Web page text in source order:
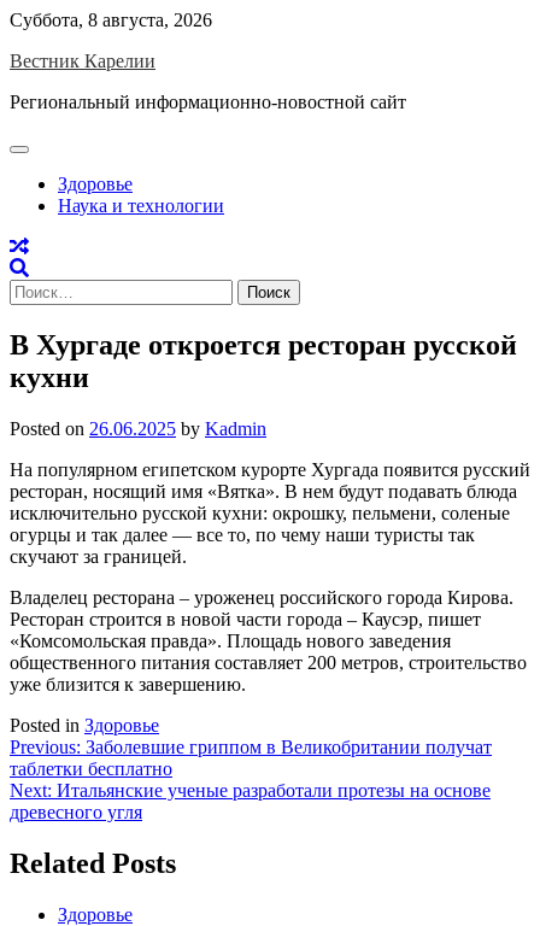
Skip
content
Суббота, 8 августа, 2026
Вестник Карелии
Региональный информационно-новостной сайт
Здоровье
Наука и технологии
Найти:
В Хургаде откроется ресторан русской
кухни
Posted on 26.06.2025 by Kadmin
На популярном египетском курорте Хургада появится русский
ресторан, носящий имя «Вятка». В нем будут подавать блюда
исключительно русской кухни: окрошку, пельмени, соленые
огурцы и так далее — все то, по чему наши туристы так
скучают за границей.
Владелец ресторана – уроженец российского города Кирова.
Ресторан строится в новой части города – Каусэр, пишет
«Комсомольская правда». Площадь нового заведения
общественного питания составляет 200 метров, строительство
уже близится к завершению.
Posted in Здоровье
Навигация
по
записям
Previous: Заболевшие гриппом в Великобритании получат
таблетки бесплатно
Next: Итальянские ученые разработали протезы на основе
древесного угля
Related Posts
Здоровье